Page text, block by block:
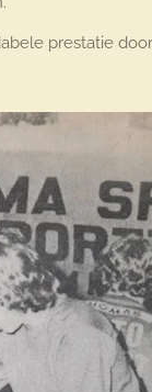
prestatie